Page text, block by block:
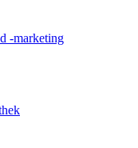
-marketing